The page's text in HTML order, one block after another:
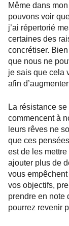
Même dans
pouvons voir
j’ai répertorié
certaines des
concrétiser. Bien
que nous ne
je sais que cela
afin
La résistance
commencent à
leurs rêves ne
que ces
est de les
ajouter plus de
vous
vos objectifs,
prendre en note
pourrez revenir